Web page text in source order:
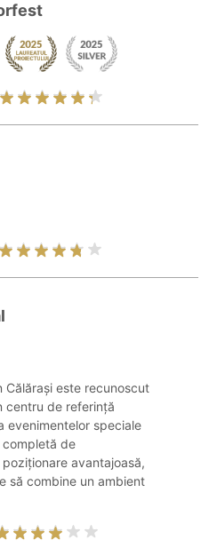
Călărași este recunoscut
centru de referință
evenimentelor speciale
de
avantajoasă,
să combine un ambient